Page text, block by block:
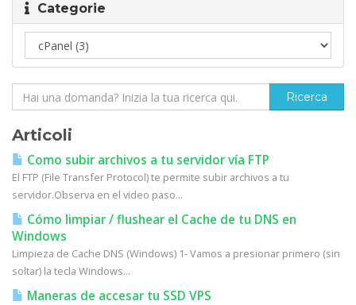
Categorie
Articoli
Como subir archivos a tu servidor vía FTP
El FTP (File Transfer Protocol) te permite subir archivos a tu
servidor.Observa en el video paso...
Cómo limpiar / flushear el Cache de tu DNS en
Windows
Limpieza de Cache DNS (Windows) 1- Vamos a presionar primero (sin
soltar) la tecla Windows...
Maneras de accesar tu SSD VPS